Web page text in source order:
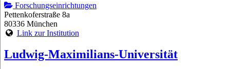
Forschungseinrichtungen
Pettenkoferstraße 8a
80336 München
Link zur Institution
Ludwig-Maximilians-Universität